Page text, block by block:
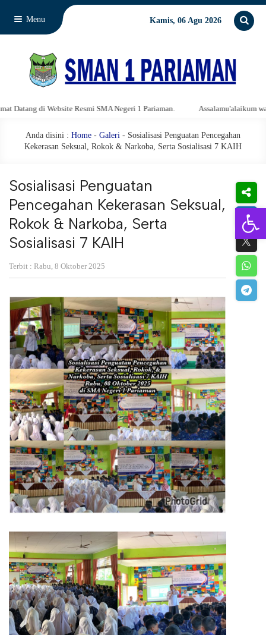
Menu Kamis, 06 Agu 2026
Resmi SMA Negeri 1 Pariaman. Assalamu'alaikum warahmatullahi
Anda disini : Home - Galeri - Sosialisasi Penguatan Pencegahan
Kekerasan Seksual, Rokok & Narkoba, Serta Sosialisasi 7 KAIH
Sosialisasi Penguatan
Pencegahan Kekerasan Seksual,
Rokok & Narkoba, Serta
Sosialisasi 7 KAIH
Terbit : Rabu, 8 Oktober 2025